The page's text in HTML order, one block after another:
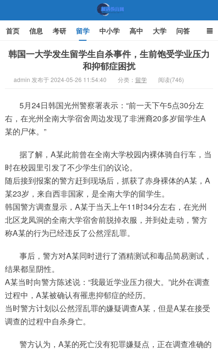
机遇教育网
首页 信息 考研 留学 中小学 高中 大学 问答
文化 家庭教育
韩国一大学发生留学生自杀事件，生前饱受学业压力
和抑郁症困扰
admin 发布于 2024-05-26 11:54:40 分类： 留学 阅读(746)
5月24日韩国光州警察署表示：“前一天下午5点30分左
右，在光州全南大学宿舍周边发现了非洲裔20多岁留学生A
某的尸体。”
据了解，A某此前曾在全南大学校园内裸体骑自行车，当
时在校园里引发了不少学生们的议论。
随后接到报案的警方赶到现场后，抓获了赤身裸体的A某，A
某23岁，来自西非国家，是全南大学的留学生。
韩国警方调查显示，A某于当天上午11时34分左右，在光州
北区龙凤洞的全南大学宿舍前脱掉衣服，并到处走动，警方
称A某的行为已经违反了公然淫乱罪。
事后，警方对A某同时进行了酒精测试和毒品简易测试，
结果都呈阴性。
A某当时向警方陈述说：“我最近学业压力很大。”此外在调查
过程中，A某被确认有罹患抑郁症的经历。
当时警方计划以公然淫乱罪的嫌疑调查A某，但是A某在接受
调查的过程中自杀身亡。
警方认为，A某的死亡没有犯罪嫌疑点，正在调查准确的